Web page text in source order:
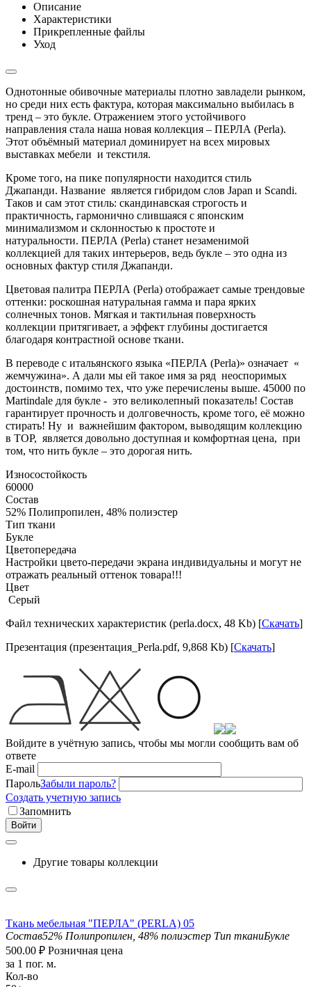
Описание
Характеристики
Прикрепленные файлы
Уход
Однотонные обивочные материалы плотно завладели рынком,
но среди них есть фактура, которая максимально выбилась в
тренд – это букле. Отражением этого устойчивого
направления стала наша новая коллекция – ПЕРЛА (Perla).
Этот объёмный материал доминирует на всех мировых
выставках мебели и текстиля.
Кроме того, на пике популярности находится стиль
Джапанди. Название является гибридом слов Japan и Scandi.
Таков и сам этот стиль: скандинавская строгость и
практичность, гармонично слившаяся с японским
минимализмом и склонностью к простоте и
натуральности. ПЕРЛА (Perla) станет незаменимой
коллекцией для таких интерьеров, ведь букле – это одна из
основных фактур стиля Джапанди.
Цветовая палитра ПЕРЛА (Perla) отображает самые трендовые
оттенки: роскошная натуральная гамма и пара ярких
солнечных тонов. Мягкая и тактильная поверхность
коллекции притягивает, а эффект глубины достигается
благодаря контрастной основе ткани.
В переводе с итальянского языка «ПЕРЛА (Perla)» означает «
жемчужина». А дали мы ей такое имя за ряд неоспоримых
достоинств, помимо тех, что уже перечислены выше. 45000 по
Martindale для букле - это великолепный показатель! Состав
гарантирует прочность и долговечность, кроме того, её можно
стирать! Ну и важнейшим фактором, выводящим коллекцию
в TOP, является довольно доступная и комфортная цена, при
том, что нить букле – это дорогая нить.
Износостойкость
60000
Состав
52% Полипропилен, 48% полиэстер
Тип ткани
Букле
Цветопередача
Настройки цвето-передачи экрана индивидуальны и могут не
отражать реальный оттенок товара!!!
Цвет
Серый
Файл технических характеристик (perla.docx, 48 Kb) [Скачать]
Презентация (презентация_Perla.pdf, 9,868 Kb) [Скачать]
Войдите в учётную запись, чтобы мы могли сообщить вам об
ответе
E-mail
ПарольЗабыли пароль?
Создать учетную запись
Запомнить
Войти
Другие товары коллекции
Ткань мебельная "ПЕРЛА" (PERLA) 05
Состав52% Полипропилен, 48% полиэстер Тип тканиБукле
500.00 ₽ Розничная цена
за 1 пог. м.
Кол-во